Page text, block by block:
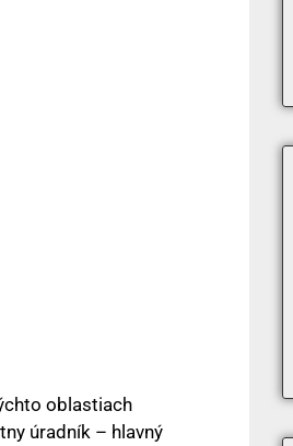
oblastiach
úradník – hlavný